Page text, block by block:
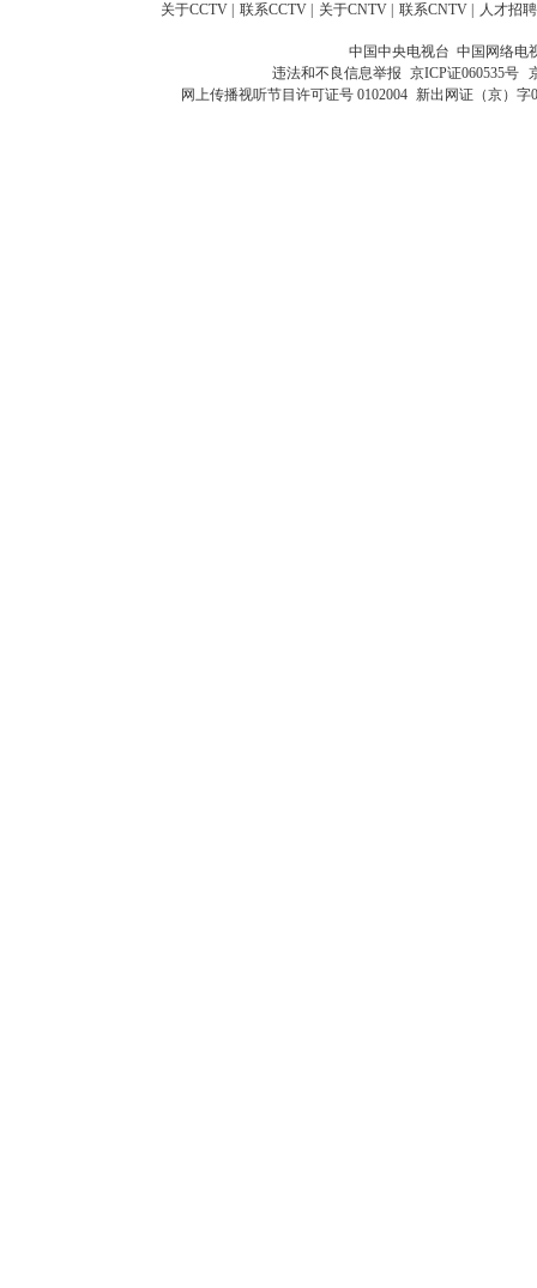
关于CCTV 联系CCTV 关于CNTV 联系CNTV 人才招聘
中国中央电视台 中国网络电
违法和不良信息举报 京ICP证060535号
网上传播视听节目许可证号 0102004 新出网证（京）